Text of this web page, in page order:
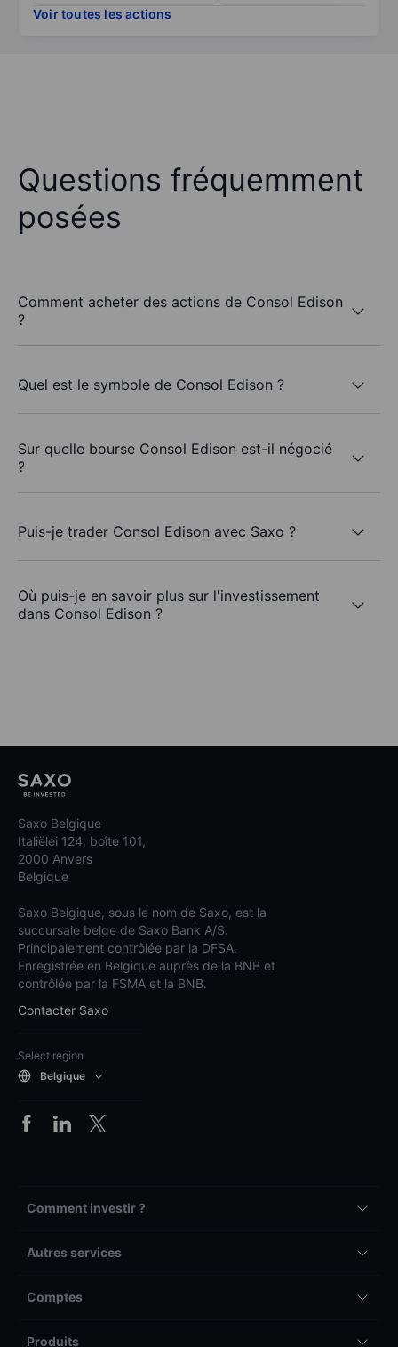
Voir toutes les actions
Questions fréquemment
posées
Comment acheter des actions de Consol Edison
?
Quel est le symbole de Consol Edison ?
Sur quelle bourse Consol Edison est-il négocié
?
Puis-je trader Consol Edison avec Saxo ?
Où puis-je en savoir plus sur l'investissement
dans Consol Edison ?
Saxo Belgique
Italiëlei 124, boîte 101,
2000 Anvers
Belgique
Saxo Belgique, sous le nom de Saxo, est la
succursale belge de Saxo Bank A/S.
Principalement contrôlée par la DFSA.
Enregistrée en Belgique auprès de la BNB et
contrôlée par la FSMA et la BNB.
Contacter Saxo
Select region
Belgique
Comment investir ?
Autres services
Comptes
Produits